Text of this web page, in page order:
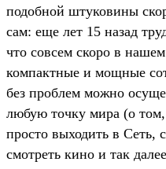
подобной штуковины
сам: еще лет 15 назад
что совсем скоро в
компактные и мощные
без проблем можно
любую точку мира (о
просто выходить в Сеть,
смотреть кино и так